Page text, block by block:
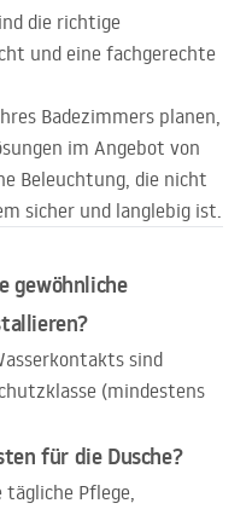
die richtige
und eine fachgerechte
Badezimmers planen,
im Angebot von
Beleuchtung, die nicht
sicher und langlebig ist.
gewöhnliche
sind
(mindestens
für die Dusche?
Pflege,